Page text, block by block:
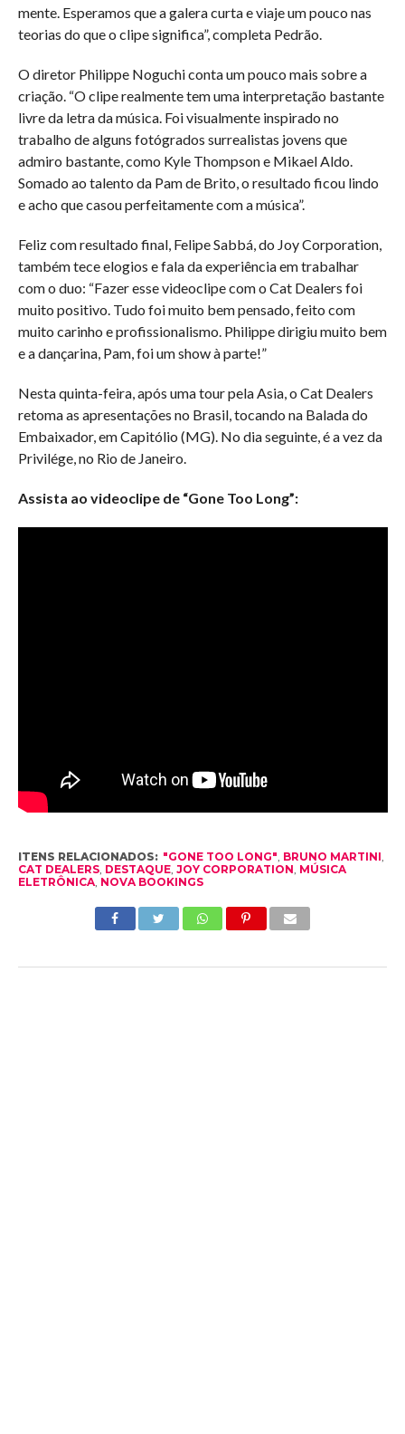
mente. Esperamos que a galera curta e viaje um pouco nas
teorias do que o clipe significa”, completa Pedrão.
O diretor Philippe Noguchi conta um pouco mais sobre a
criação. “O clipe realmente tem uma interpretação bastante
livre da letra da música. Foi visualmente inspirado no
trabalho de alguns fotógrados surrealistas jovens que
admiro bastante, como Kyle Thompson e Mikael Aldo.
Somado ao talento da Pam de Brito, o resultado ficou lindo
e acho que casou perfeitamente com a música”.
Feliz com resultado final, Felipe Sabbá, do Joy Corporation,
também tece elogios e fala da experiência em trabalhar
com o duo: “Fazer esse videoclipe com o Cat Dealers foi
muito positivo. Tudo foi muito bem pensado, feito com
muito carinho e profissionalismo. Philippe dirigiu muito bem
e a dançarina, Pam, foi um show à parte!”
Nesta quinta-feira, após uma tour pela Asia, o Cat Dealers
retoma as apresentações no Brasil, tocando na Balada do
Embaixador, em Capitólio (MG). No dia seguinte, é a vez da
Privilége, no Rio de Janeiro.
Assista ao videoclipe de “Gone Too Long”:
ITENS RELACIONADOS: "GONE TOO LONG" BRUNO MARTINI
CAT DEALERS, DESTAQUE, JOY CORPORATION MÚSICA
ELETRÔNICA, NOVA BOOKINGS